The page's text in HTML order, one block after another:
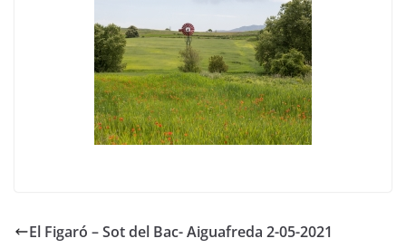
El Figaró – Sot del Bac- Aiguafreda 2-05-2021